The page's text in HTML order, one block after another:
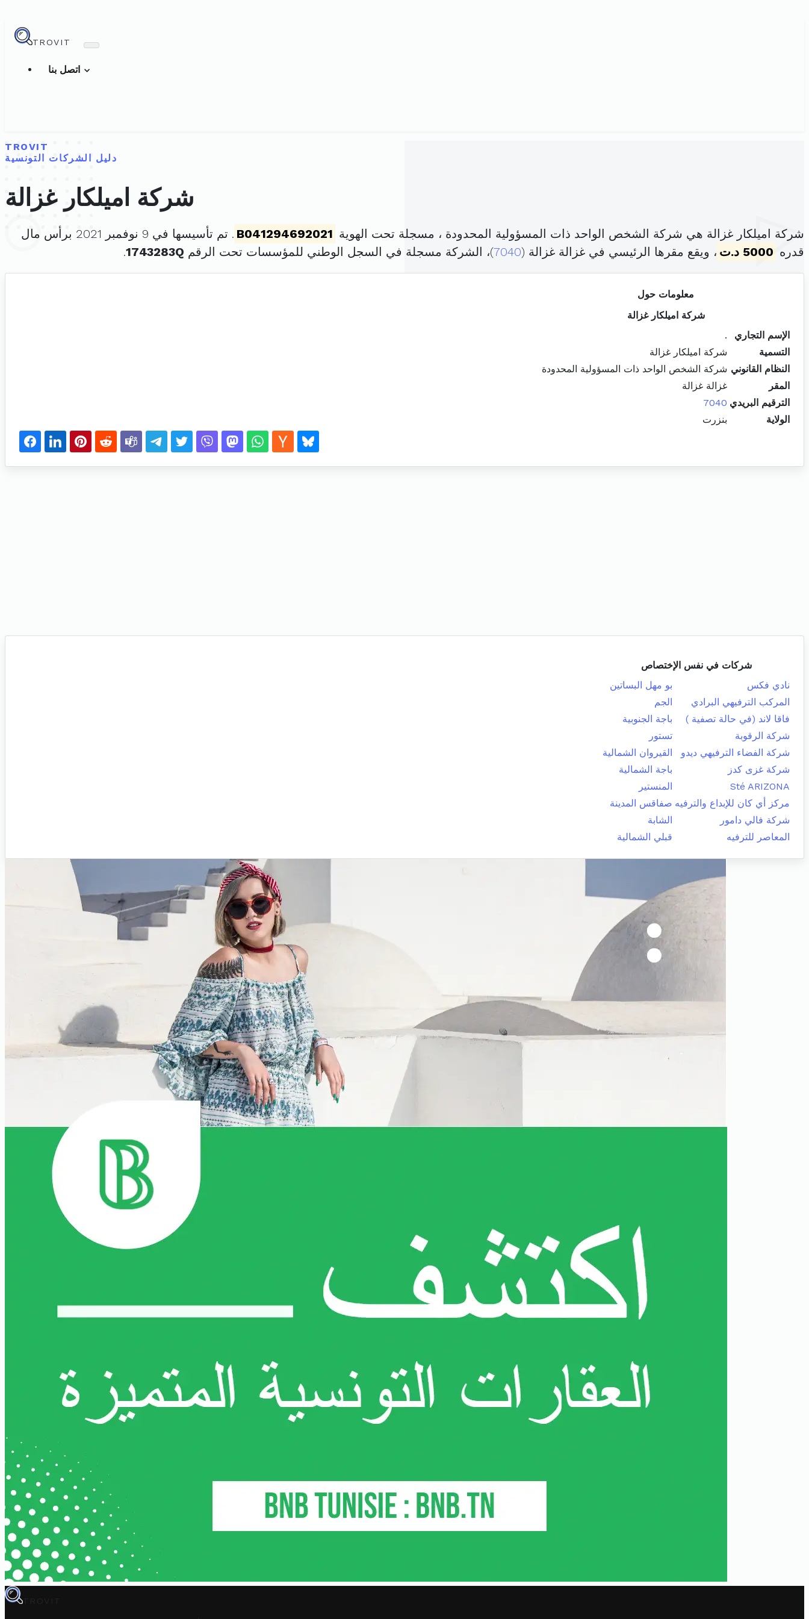
TROVIT
TROVIT
دليل الشركات التونسية
شركة اميلكار غزالة
شركة اميلكار غزالة هي شركة الشخص الواحد ذات المسؤولية المحدودة ، مسجلة تحت الهوية B041294692021
. تم تأسيسها في 9 نوفمبر 2021 برأس مال
قدره 5000 د.ت ، ويقع مقرها الرئيسي في غزالة غزالة (7040)، الشركة مسجلة في السجل الوطني للمؤسسات تحت الرقم 1743283Q
.
معلومات حول
شركة اميلكار غزالة
الإسم التجاري
.
التسمية
شركة اميلكار غزالة
النظام القانوني شركة الشخص الواحد ذات المسؤولية المحدودة
المقر
غزالة غزالة
الترقيم البريدي 7040
الولاية
بنزرت
شركات في نفس الإختصاص
نادي فكس
بو مهل البساتين
المركب الترفيهي البرادي
الجم
فاقا لاند (في حالة تصفية )
باجة الجنوبية
شركة الرقوبة
تستور
شركة الفضاء الترفيهي ديدو
القيروان الشمالية
شركة غزى كدز
باجة الشمالية
Sté ARIZONA
المنستير
مركز أي كان للإبداع والترفيه صفاقس المدينة
شركة فالي دامور
الشابة
المعاصر للترفيه
قبلي الشمالية
TROVIT